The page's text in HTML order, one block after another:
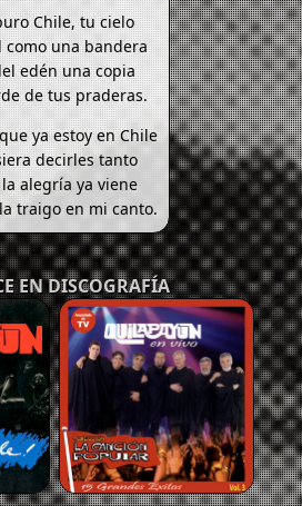
Chile, tu cielo
como una bandera
edén una copia
de tus praderas.
ya estoy en Chile
decirles tanto
alegría ya viene
traigo en mi canto.
EN DISCOGRAFÍA